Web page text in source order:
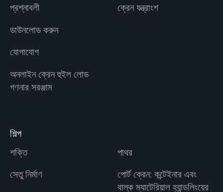
প্রশ্নাবলী
ডাউনলোড করুন
যোগাযোগ
অনলাইন ক্রেন হুইল লোড
গণনার সরঞ্জাম
ক্রেন যন্ত্রাংশ
শিল্প
শক্তি
পাথর
সেতু নির্মাণ
পোর্ট ক্রেন: কন্টেইনার এবং
বাল্ক ম্যাটেরিয়াল হ্যান্ডলিংয়ের